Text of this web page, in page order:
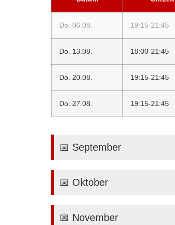
Do. 06.08. 19:15-21:45
Do. 13.08. 18:00-21:45
Do. 20.08. 19:15-21:45
Do. 27.08. 19:15-21:45
📅 September
📅 Oktober
📅 November